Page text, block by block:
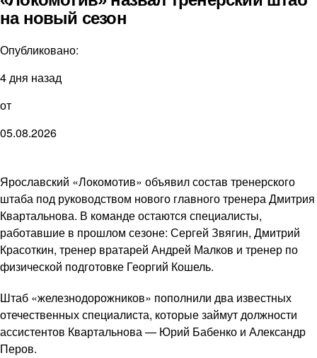
на новый сезон
Опубликовано:
4 дня назад
от
05.08.2026
Ярославский «Локомотив» объявил состав тренерского
штаба под руководством нового главного тренера Дмитрия
Квартальнова. В команде остаются специалисты,
работавшие в прошлом сезоне: Сергей Звягин, Дмитрий
Красоткин, тренер вратарей Андрей Малков и тренер по
физической подготовке Георгий Кошель.
Штаб «железнодорожников» пополнили два известных
отечественных специалиста, которые займут должности
ассистентов Квартальнова — Юрий Бабенко и Александр
Перов.